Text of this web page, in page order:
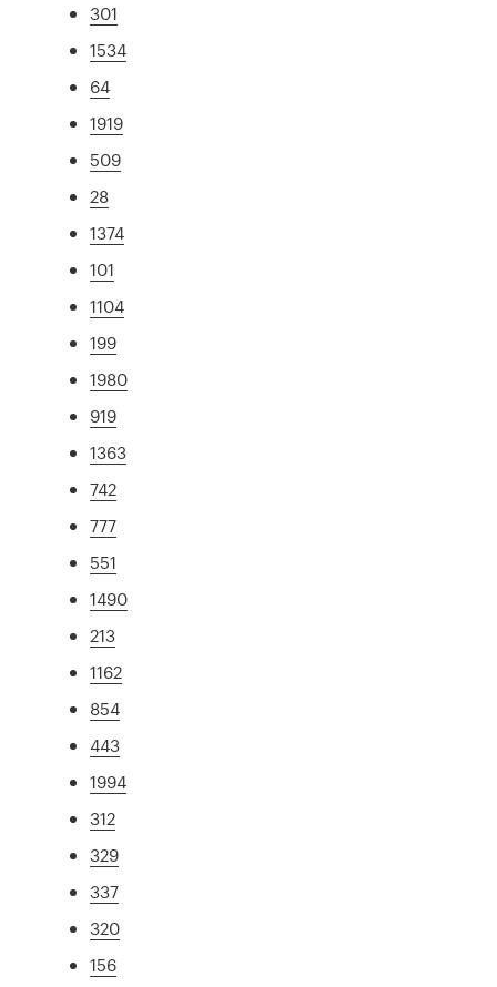
301
1534
64
1919
509
28
1374
101
1104
199
1980
919
1363
742
777
551
1490
213
1162
854
443
1994
312
329
337
320
156